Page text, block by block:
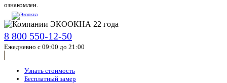
ознакомлен.
8 800 550-12-50
Ежедневно с 09:00 до 21:00
Узнать стоимость
Бесплатный замер